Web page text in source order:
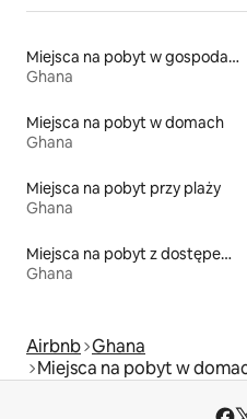
Miejsca na pobyt w gospodarstwach agroturystycznych
Ghana
Miejsca na pobyt w domach
Ghana
Miejsca na pobyt przy plaży
Ghana
Miejsca na pobyt z dostępem do jeziora
Ghana
Airbnb Ghana
Miejsca na pobyt w